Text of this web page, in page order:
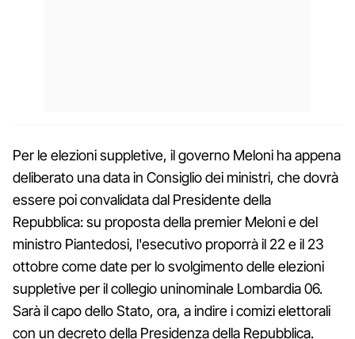
Per le elezioni suppletive, il governo Meloni ha appena
deliberato una data in Consiglio dei ministri, che dovrà
essere poi convalidata dal Presidente della
Repubblica: su proposta della premier Meloni e del
ministro Piantedosi, l'esecutivo proporrà il 22 e il 23
ottobre come date per lo svolgimento delle elezioni
suppletive per il collegio uninominale Lombardia 06.
Sarà il capo dello Stato, ora, a indire i comizi elettorali
con un decreto della Presidenza della Repubblica.